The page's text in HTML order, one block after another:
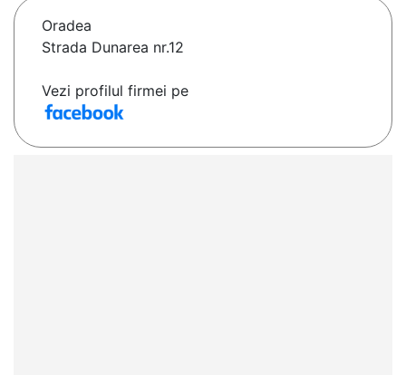
Oradea
Strada Dunarea nr.12
Vezi profilul firmei pe